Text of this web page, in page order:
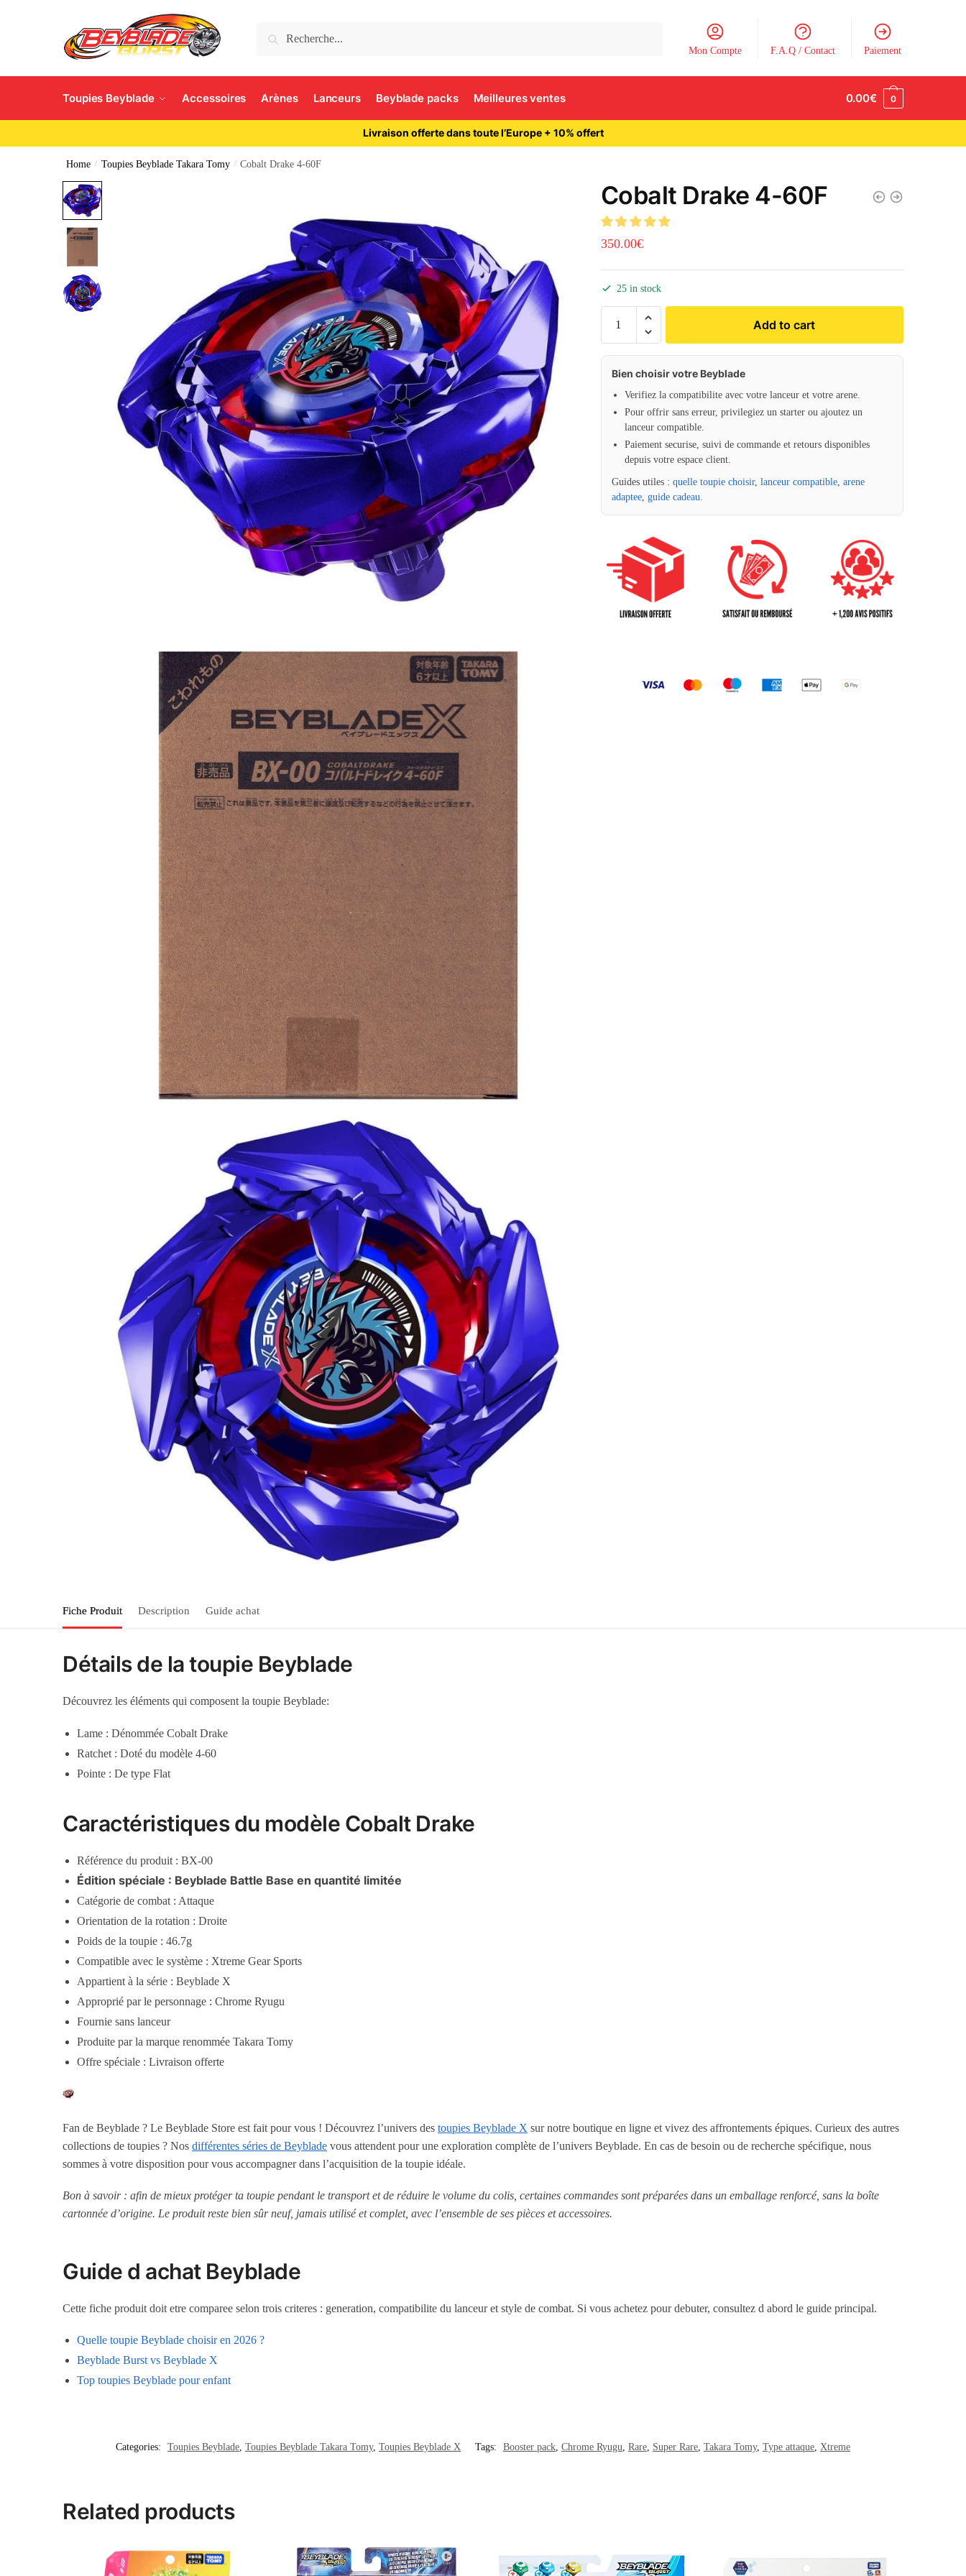
Search
Mon Compte F.A.Q / Contact Paiement
Toupies Beyblade Accessoires Arènes Lanceurs Beyblade packs Meilleures ventes 0.00€ 0
Livraison offerte dans toute l’Europe + 10% offert
Home / Toupies Beyblade Takara Tomy / Cobalt Drake 4-60F
Cobalt Drake 4-60F
350.00€
25 in stock
Add to cart
Bien choisir votre Beyblade
Verifiez la compatibilite avec votre lanceur et votre arene.
Pour offrir sans erreur, privilegiez un starter ou ajoutez un
lanceur compatible.
Paiement securise, suivi de commande et retours disponibles
depuis votre espace client.
Guides utiles : quelle toupie choisir, lanceur compatible, arene
adaptee, guide cadeau
Fiche Produit Description Guide achat
Détails de la toupie Beyblade
Découvrez les éléments qui composent la toupie Beyblade:
Lame : Dénommée Cobalt Drake
Ratchet : Doté du modèle 4-60
Pointe : De type Flat
Caractéristiques du modèle Cobalt Drake
Référence du produit : BX-00
Édition spéciale : Beyblade Battle Base en quantité limitée
Catégorie de combat : Attaque
Orientation de la rotation : Droite
Poids de la toupie : 46.7g
Compatible avec le système : Xtreme Gear Sports
Appartient à la série : Beyblade X
Approprié par le personnage : Chrome Ryugu
Fournie sans lanceur
Produite par la marque renommée Takara Tomy
Offre spéciale : Livraison offerte
Fan de Beyblade ? Le Beyblade Store est fait pour vous ! Découvrez l’univers destoupies Beyblade X sur notre boutique en ligne et vivez des affrontements épiques. Curieux des autres
collections de toupies ? Nosdifférentes séries de Beyblade vous attendent pour une exploration complète de l’univers Beyblade. En cas de besoin ou de recherche spécifique, nous
sommes à votre disposition pour vous accompagner dans l’acquisition de la toupie idéale.
Bon à savoir : afin de mieux protéger ta toupie pendant le transport et de réduire le volume du colis, certaines commandes sont préparées dans un emballage renforcé, sans la boîte
cartonnée d’origine. Le produit reste bien sûr neuf, jamais utilisé et complet, avec l’ensemble de ses pièces et accessoires.
Guide d achat Beyblade
Cette fiche produit doit etre comparee selon trois criteres : generation, compatibilite du lanceur et style de combat. Si vous achetez pour debuter, consultez d abord le guide principal.
Quelle toupie Beyblade choisir en 2026 ?
Beyblade Burst vs Beyblade X
Top toupies Beyblade pour enfant
Categories: Toupies Beyblade Toupies Beyblade Takara Tomy, Toupies Beyblade X Tags: Booster pack Chrome Ryugu Rare Super Rare Takara Tomy, Type attaque Xtreme
Related products